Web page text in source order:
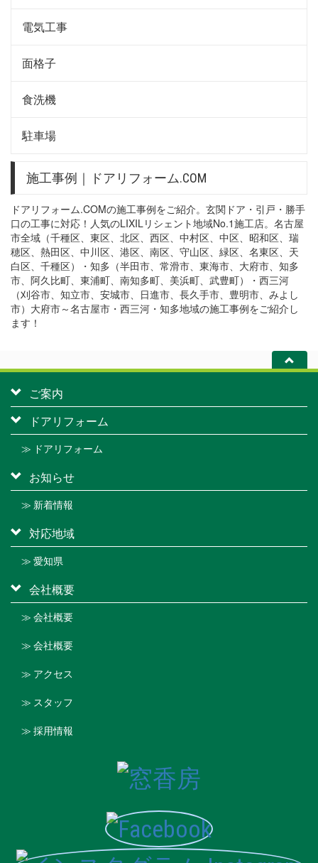
電気工事
面格子
食洗機
駐車場
施工事例｜ドアリフォーム.COM
ドアリフォーム.COMの施工事例をご紹介。玄関ドア・引戸・勝手
口の工事に対応！人気のLIXILリシェント地域No.1施工店。名古屋
市全域（千種区、東区、北区、西区、中村区、中区、昭和区、瑞
穂区、熱田区、中川区、港区、南区、守山区、緑区、名東区、天
白区、千種区）・知多（半田市、常滑市、東海市、大府市、知多
市、阿久比町、東浦町、南知多町、美浜町、武豊町）・西三河
（刈谷市、知立市、安城市、日進市、長久手市、豊明市、みよし
市）大府市～名古屋市・西三河・知多地域の施工事例をご紹介し
ます！
ご案内
ドアリフォーム
≫ ドアリフォーム
お知らせ
≫ 新着情報
対応地域
≫ 愛知県
会社概要
≫ 会社概要
≫ 会社概要
≫ アクセス
≫ スタッフ
≫ 採用情報